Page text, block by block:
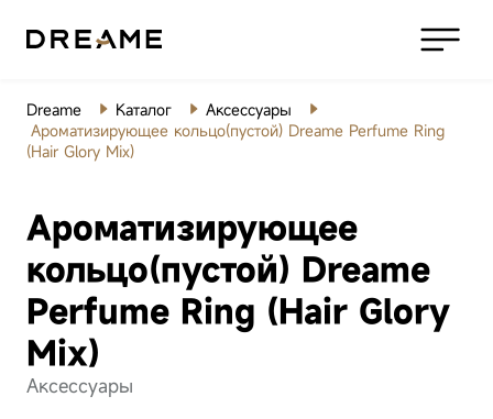
Роботы-
пылесосы
Беспроводные
пылесосы
Моющие
пылесосы
Товары для
дома
Dreame Каталог
Аксессуары
Ароматизирующее кольцо(пустой) Dreame Perfume Ring
(Hair Glory Mix)
Ароматизирующее
кольцо(пустой) Dreame
Perfume Ring (Hair Glory
Mix)
Аксессуары